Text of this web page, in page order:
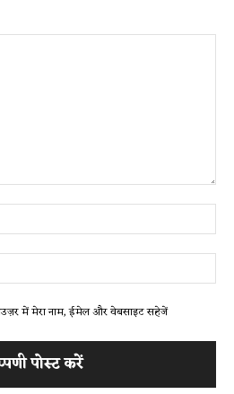
में मेरा नाम, ईमेल और वेबसाइट सहेजें